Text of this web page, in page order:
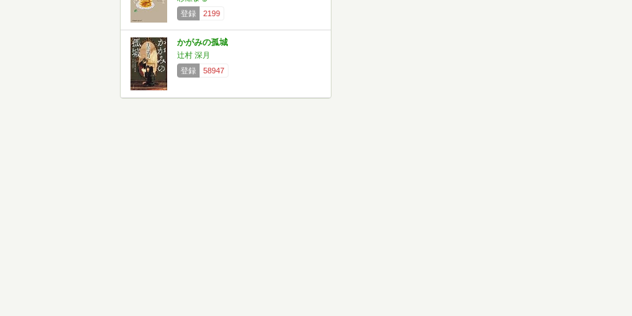
登録
2199
かがみの孤城
辻村 深月
登録
58947